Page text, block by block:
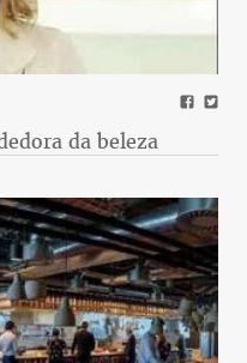
da beleza